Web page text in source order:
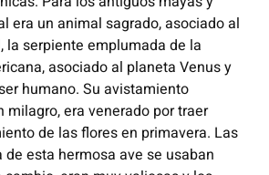
era un animal sagrado, asociado al
la serpiente emplumada de la
asociado al planeta Venus y
humano. Su avistamiento
milagro, era venerado por traer
de las flores en primavera. Las
esta hermosa ave se usaban